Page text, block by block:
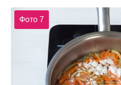
Фото 7